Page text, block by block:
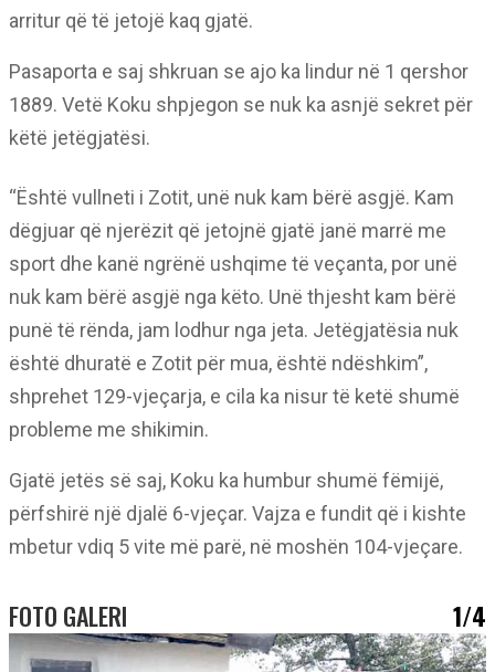
arritur që të jetojë kaq gjatë.
Pasaporta e saj shkruan se ajo ka lindur në 1 qershor
1889. Vetë Koku shpjegon se nuk ka asnjë sekret për
këtë jetëgjatësi.
“Është vullneti i Zotit, unë nuk kam bërë asgjë. Kam
dëgjuar që njerëzit që jetojnë gjatë janë marrë me
sport dhe kanë ngrënë ushqime të veçanta, por unë
nuk kam bërë asgjë nga këto. Unë thjesht kam bërë
punë të rënda, jam lodhur nga jeta. Jetëgjatësia nuk
është dhuratë e Zotit për mua, është ndëshkim”,
shprehet 129-vjeçarja, e cila ka nisur të ketë shumë
probleme me shikimin.
Gjatë jetës së saj, Koku ka humbur shumë fëmijë,
përfshirë një djalë 6-vjeçar. Vajza e fundit që i kishte
mbetur vdiq 5 vite më parë, në moshën 104-vjeçare.
FOTO GALERI 1/4